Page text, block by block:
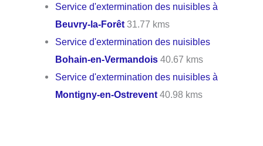
Service d'extermination des nuisibles à
Beuvry-la-Forêt 31.77 kms
Service d'extermination des nuisibles
Bohain-en-Vermandois 40.67 kms
Service d'extermination des nuisibles à
Montigny-en-Ostrevent 40.98 kms